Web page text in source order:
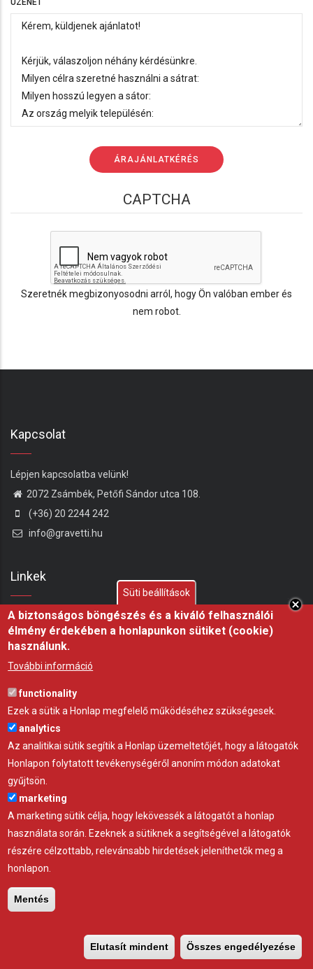
ÜZENET
CAPTCHA
Szeretnék megbizonyosodni arról, hogy Ön valóban ember és
nem robot.
Kapcsolat
Lépjen kapcsolatba velünk!
2072 Zsámbék, Petőfi Sándor utca 108.
(+36) 20 2244 242
info@gravetti.hu
Linkek
Bemutatkozó
A Szarvas
Adatvédelem
Impresszum
Szolgáltatásaink
Sátor
Gépforgalmazás
Ipari rendszerek
Takarmány
ÁTK Pályázathoz
Friss Posztok
Süti beállítások
A biztonságos böngészés és a kiváló felhasználói
élmény érdekében a honlapunkon sütiket (cookie)
használunk.
További információ
functionality
Ezek a sütik a Honlap megfelelő működéséhez szükségesek.
analytics
Az analitikai sütik segítik a Honlap üzemeltetőjét, hogy a látogatók
Honlapon folytatott tevékenységéről anoním módon adatokat
gyűjtsön.
marketing
A marketing sütik célja, hogy lekövessék a látogatót a honlap
használata során. Ezeknek a sütiknek a segítségével a látogatók
részére célzottabb, relevánsabb hirdetések jeleníthetők meg a
honlapon.
Mentés
Elutasít mindent Összes engedélyezése